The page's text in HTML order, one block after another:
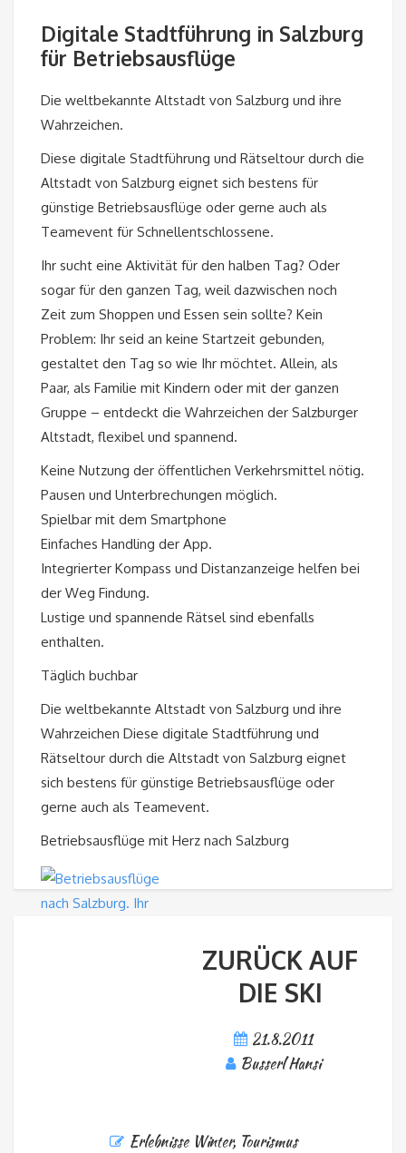
Digitale Stadtführung in Salzburg
für Betriebsausflüge
Die weltbekannte Altstadt von Salzburg und ihre
Wahrzeichen.
Diese digitale Stadtführung und Rätseltour durch die
Altstadt von Salzburg eignet sich bestens für
günstige Betriebsausflüge oder gerne auch als
Teamevent für Schnellentschlossene.
Ihr sucht eine Aktivität für den halben Tag? Oder
sogar für den ganzen Tag, weil dazwischen noch
Zeit zum Shoppen und Essen sein sollte? Kein
Problem: Ihr seid an keine Startzeit gebunden,
gestaltet den Tag so wie Ihr möchtet. Allein, als
Paar, als Familie mit Kindern oder mit der ganzen
Gruppe – entdeckt die Wahrzeichen der Salzburger
Altstadt, flexibel und spannend.
Keine Nutzung der öffentlichen Verkehrsmittel nötig.
Pausen und Unterbrechungen möglich.
Spielbar mit dem Smartphone
Einfaches Handling der App.
Integrierter Kompass und Distanzanzeige helfen bei
der Weg Findung.
Lustige und spannende Rätsel sind ebenfalls
enthalten.
Täglich buchbar
Die weltbekannte Altstadt von Salzburg und ihre
Wahrzeichen Diese digitale Stadtführung und
Rätseltour durch die Altstadt von Salzburg eignet
sich bestens für günstige Betriebsausflüge oder
gerne auch als Teamevent.
Betriebsausflüge mit Herz nach Salzburg
ZURÜCK AUF
DIE SKI
21.8.2011
Busserl Hansi
Erlebnisse Winter, Tourismus